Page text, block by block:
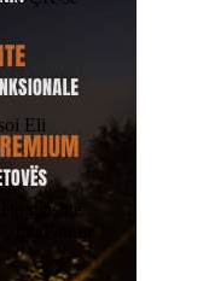
Eli
gjashtë
tha Fatmir